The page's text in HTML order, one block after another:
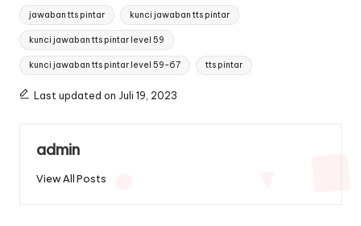
Tags:
jawaban tts pintar kunci jawaban tts pintar
kunci jawaban tts pintar level 59
kunci jawaban tts pintar level 59-67 tts pintar
Last updated on Juli 19, 2023
admin
View All Posts